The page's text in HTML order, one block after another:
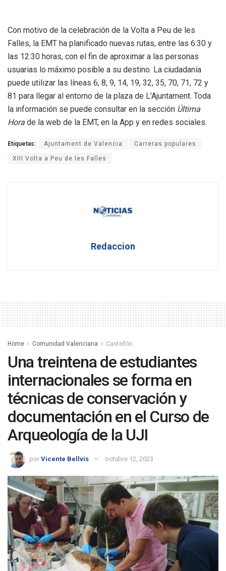
Con motivo de la celebración de la Volta a Peu de les
Falles, la EMT ha planificado nuevas rutas, entre las 6:30 y
las 12:30 horas, con el fin de aproximar a las personas
usuarias lo máximo posible a su destino. La ciudadanía
puede utilizar las líneas 6, 8, 9, 14, 19, 32, 35, 70, 71, 72 y
81 para llegar al entorno de la plaza de L’Ajuntament. Toda
la información se puede consultar en la sección Última
Hora de la web de la EMT, en la App y en redes sociales.
Etiquetas: Ajuntament de Valencia Carreras populares
XIII Volta a Peu de les Falles
Redaccion
Home Comunidad Valenciana Castellón
Una treintena de estudiantes
internacionales se forma en
técnicas de conservación y
documentación en el Curso de
Arqueología de la UJI
por Vicente Bellvis octubre 12, 2023